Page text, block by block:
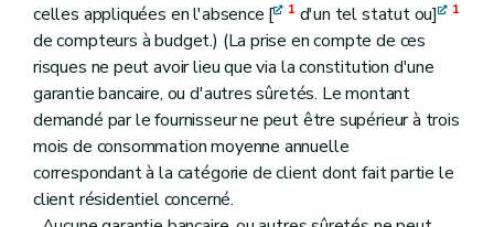
celles appliquées en l'absence [
1 d'un tel statut ou] 1
de compteurs à budget.) (La prise en compte de ces
risques ne peut avoir lieu que via la constitution d'une
garantie bancaire, ou d'autres sûretés. Le montant
demandé par le fournisseur ne peut être supérieur à trois
mois de consommation moyenne annuelle
correspondant à la catégorie de client dont fait partie le
client résidentiel concerné.